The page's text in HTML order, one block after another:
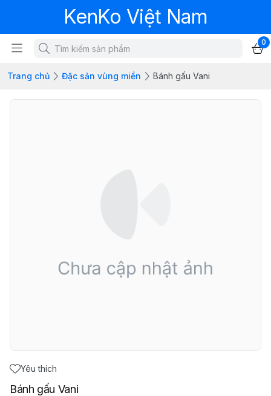
KenKo Việt Nam
0
Trang chủ Đặc sản vùng miền Bánh gấu Vani
Yêu thích
Bánh gấu Vani